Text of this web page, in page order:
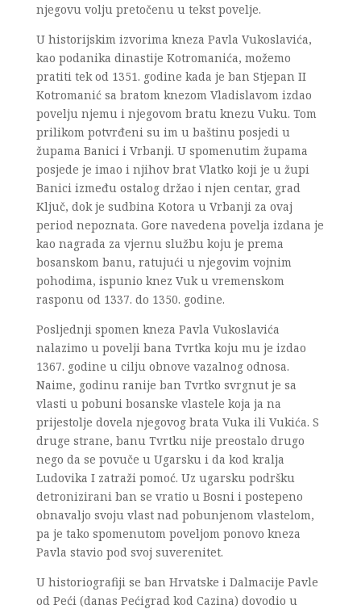
njegovu volju pretočenu u tekst povelje.
U historijskim izvorima kneza Pavla Vukoslavića,
kao podanika dinastije Kotromanića, možemo
pratiti tek od 1351. godine kada je ban Stjepan II
Kotromanić sa bratom knezom Vladislavom izdao
povelju njemu i njegovom bratu knezu Vuku. Tom
prilikom potvrđeni su im u baštinu posjedi u
župama Banici i Vrbanji. U spomenutim župama
posjede je imao i njihov brat Vlatko koji je u župi
Banici između ostalog držao i njen centar, grad
Ključ, dok je sudbina Kotora u Vrbanji za ovaj
period nepoznata. Gore navedena povelja izdana je
kao nagrada za vjernu službu koju je prema
bosanskom banu, ratujući u njegovim vojnim
pohodima, ispunio knez Vuk u vremenskom
rasponu od 1337. do 1350. godine.
Posljednji spomen kneza Pavla Vukoslavića
nalazimo u povelji bana Tvrtka koju mu je izdao
1367. godine u cilju obnove vazalnog odnosa.
Naime, godinu ranije ban Tvrtko svrgnut je sa
vlasti u pobuni bosanske vlastele koja ja na
prijestolje dovela njegovog brata Vuka ili Vukića. S
druge strane, banu Tvrtku nije preostalo drugo
nego da se povuče u Ugarsku i da kod kralja
Ludovika I zatraži pomoć. Uz ugarsku podršku
detronizirani ban se vratio u Bosni i postepeno
obnavaljo svoju vlast nad pobunjenom vlastelom,
pa je tako spomenutom poveljom ponovo kneza
Pavla stavio pod svoj suverenitet.
U historiografiji se ban Hrvatske i Dalmacije Pavle
od Peći (danas Pećigrad kod Cazina) dovodio u